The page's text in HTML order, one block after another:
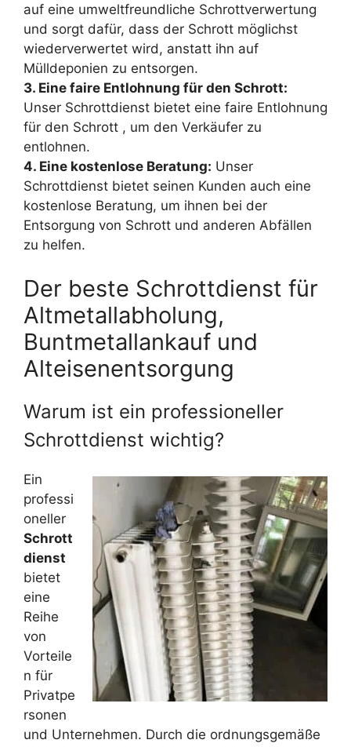
auf eine umweltfreundliche Schrottverwertung
und sorgt dafür, dass der Schrott möglichst
wiederverwertet wird, anstatt ihn auf
Mülldeponien zu entsorgen.
3. Eine faire Entlohnung für den Schrott:
Unser Schrottdienst bietet eine faire Entlohnung
für den Schrott , um den Verkäufer zu
entlohnen.
4. Eine kostenlose Beratung: Unser
Schrottdienst bietet seinen Kunden auch eine
kostenlose Beratung, um ihnen bei der
Entsorgung von Schrott und anderen Abfällen
zu helfen.
Der beste Schrottdienst für
Altmetallabholung,
Buntmetallankauf und
Alteisenentsorgung
Warum ist ein professioneller
Schrottdienst wichtig?
Ein
professi
oneller
Schrott
dienst
bietet
eine
Reihe
von
Vorteile
n für
Privatpe
rsonen
und Unternehmen. Durch die ordnungsgemäße